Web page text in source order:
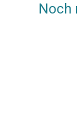
Noch